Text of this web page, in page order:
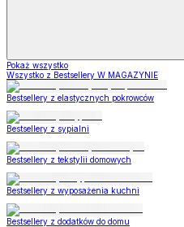
Pokaż wszystko
Wszystko z Bestsellery W MAGAZYNIE
Bestsellery z elastycznych pokrowców
Bestsellery z sypialni
Bestsellery z tekstylii domowych
Bestsellery z wyposażenia kuchni
Bestsellery z dodatków do domu